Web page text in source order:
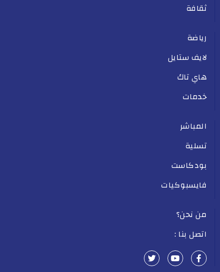
ثقافة
رياضة
لايف ستايل
هاي تاك
خدمات
المباشر
تسلية
بودكاست
فايسبوكيات
من نحن؟
اتصل بنا :